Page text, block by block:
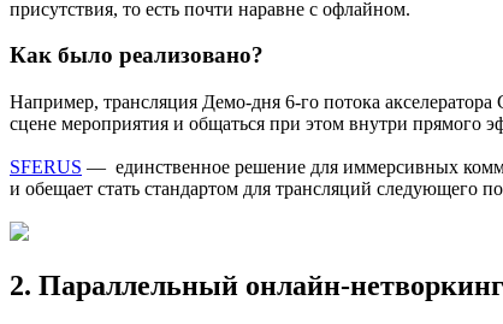
присутствия, то есть почти наравне с офлайном.
Как было реализовано?
Например, трансляция Демо-дня 6-го потока
сцене мероприятия и общаться при этом внутри прямого
SFERUS — единственное решение для иммерсивных
и обещает стать стандартом для трансляций следующего
2. Параллельный онлайн-нетворкинг